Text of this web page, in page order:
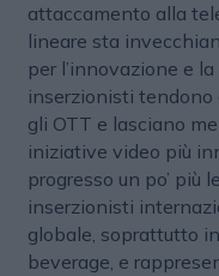
attaccamento alla
lineare sta
per l’innovazione e
inserzionisti tendono
gli OTT e lasciano
iniziative video più
progresso un po’ più
inserzionisti
globale, soprattutto
beverage, e